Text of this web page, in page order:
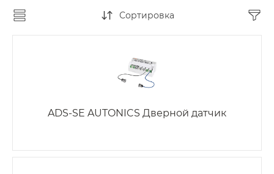
Сортировка
ADS-SE AUTONICS Дверной датчик